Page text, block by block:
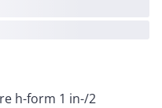
h-form 1 in-/2